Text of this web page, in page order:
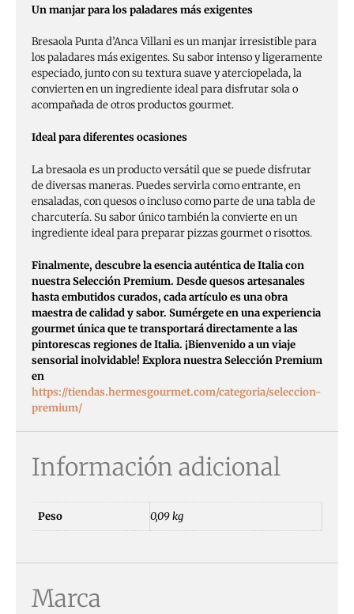
Un manjar para los paladares más exigentes
Bresaola Punta d’Anca Villani es un manjar irresistible para
los paladares más exigentes. Su sabor intenso y ligeramente
especiado, junto con su textura suave y aterciopelada, la
convierten en un ingrediente ideal para disfrutar sola o
acompañada de otros productos gourmet.
Ideal para diferentes ocasiones
La bresaola es un producto versátil que se puede disfrutar
de diversas maneras. Puedes servirla como entrante, en
ensaladas, con quesos o incluso como parte de una tabla de
charcutería. Su sabor único también la convierte en un
ingrediente ideal para preparar pizzas gourmet o risottos.
Finalmente, descubre la esencia auténtica de Italia con
nuestra Selección Premium. Desde quesos artesanales
hasta embutidos curados, cada artículo es una obra
maestra de calidad y sabor. Sumérgete en una experiencia
gourmet única que te transportará directamente a las
pintorescas regiones de Italia. ¡Bienvenido a un viaje
sensorial inolvidable! Explora nuestra Selección Premium
en
https://tiendas.hermesgourmet.com/categoria/seleccion-
premium/
Información adicional
Peso 0,09 kg
Marca